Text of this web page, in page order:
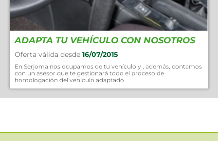
ADAPTA TU VEHÍCULO CON NOSOTROS
Oferta válida desde 16/07/2015
En Serjoma nos ocupamos de tu vehículo y , además, contamos
con un asesor que te gestionará todo el proceso de
homologación del vehículo adaptado